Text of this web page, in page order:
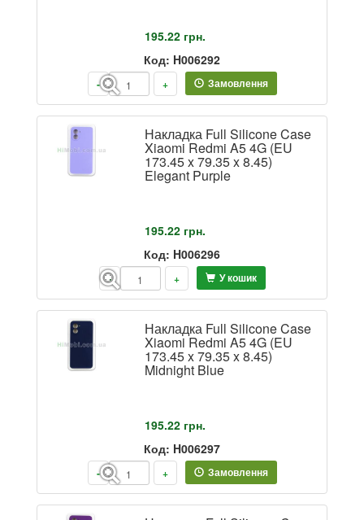
195.22 грн.
Код: H006292
- + Замовлення
Накладка Full Silicone Case
Xiaomi Redmi A5 4G (EU
173.45 x 79.35 x 8.45)
Elegant Purple
195.22 грн.
Код: H006296
- + У кошик
Накладка Full Silicone Case
Xiaomi Redmi A5 4G (EU
173.45 x 79.35 x 8.45)
Midnight Blue
195.22 грн.
Код: H006297
- + Замовлення